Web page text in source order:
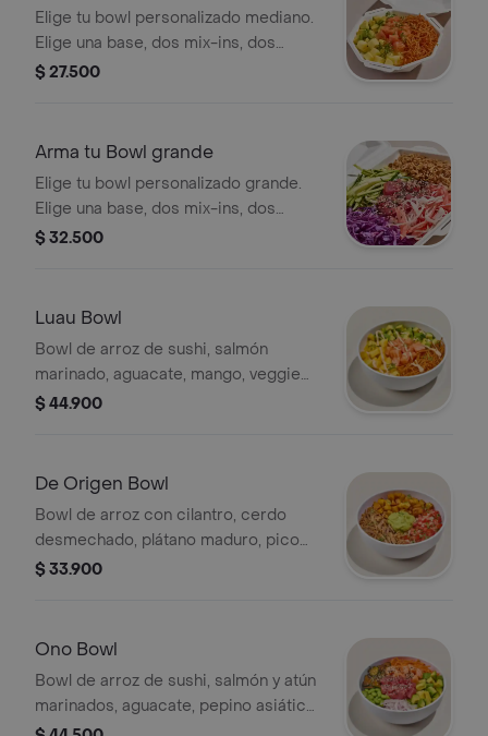
Elige tu bowl personalizado mediano.
Elige una base, dos mix-ins, dos
toppings, y una salsa. Las proteínas se
$ 27.500
Arma tu Bowl grande
Elige tu bowl personalizado grande.
Elige una base, dos mix-ins, dos
toppings, y una salsa. Las proteínas se
$ 32.500
Luau Bowl
Bowl de arroz de sushi, salmón
marinado, aguacate, mango, veggie
tempura, cilantro y sriracha mayo.
$ 44.900
De Origen Bowl
Bowl de arroz con cilantro, cerdo
desmechado, plátano maduro, pico
de gallo, cilantro y guacamole.
$ 33.900
Ono Bowl
Bowl de arroz de sushi, salmón y atún
marinados, aguacate, pepino asiático,
zanahoria, edamames, cebolla